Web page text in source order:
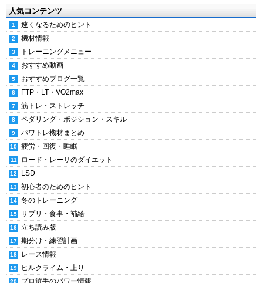
人気コンテンツ
速くなるためのヒント
機材情報
トレーニングメニュー
おすすめ動画
おすすめブログ一覧
FTP・LT・VO2max
筋トレ・ストレッチ
ペダリング・ポジション・スキル
パワトレ機材まとめ
疲労・回復・睡眠
ロード・レーサのダイエット
LSD
初心者のためのヒント
冬のトレーニング
サプリ・食事・補給
立ち読み版
期分け・練習計画
レース情報
ヒルクライム・上り
プロ選手のパワー情報